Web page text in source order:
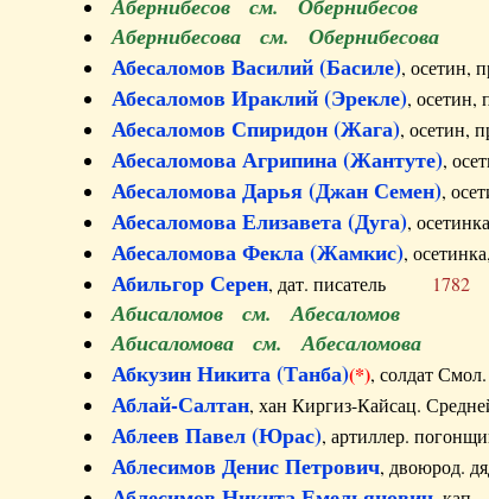
Абернибесов см. Обернибесов
Абернибесова см. Обернибесова
Абесаломов Василий (Басиле), осетин,
Абесаломов Ираклий (Эрекле),
Абесаломов Спиридон (Жага), осетин,
Абесаломова Агрипина (Жантуте),
Абесаломова Дарья (Джан Семен),
Абесаломова Елизавета (Дуга),
Абесаломова Фекла (Жамкис),
Абильгор Серен, дат. писатель 1782
Абисаломов см. Абесаломов
Абисаломова см. Абесаломова
Абкузин Никита (Танба)(*), солдат
Аблай-Салтан, хан Киргиз-Кайсац.
Аблеев Павел (Юрас), артиллер.
Аблесимов Денис Петрович, двоюрод.